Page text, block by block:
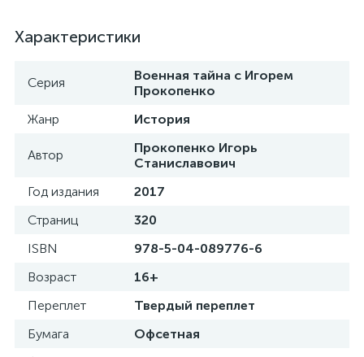
Характеристики
Серия
Военная тайна с Игорем
Прокопенко
Жанр
История
Автор
Прокопенко Игорь
Станиславович
Год издания
2017
Страниц
320
ISBN
978-5-04-089776-6
Возраст
16+
Переплет
Твердый переплет
Бумага
Офсетная